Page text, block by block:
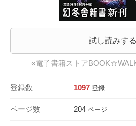
試し読みする
※電子書籍ストア
登録数 1097 登録
ページ数 204 ページ